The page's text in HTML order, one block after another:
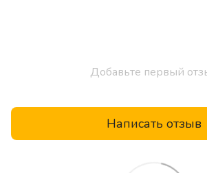
Добавьте первый
Написать отзыв